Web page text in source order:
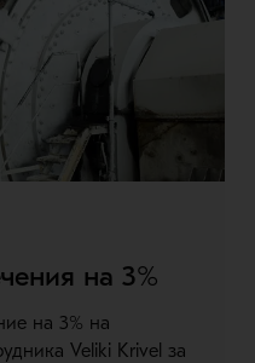
на 3%
на 3% на
Veliki Krivel за